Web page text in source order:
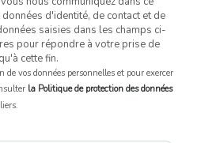
d'identité, de contact et de
saisies dans les champs ci-
pour répondre à votre prise de
cette fin.
vos données personnelles et pour exercer
la Politique de protection des données